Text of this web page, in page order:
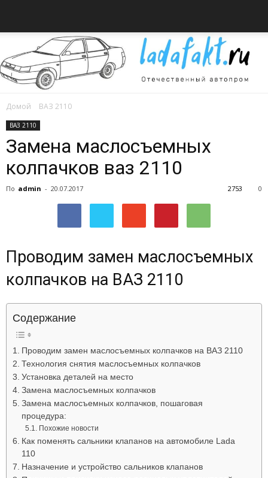
об
автомобилях
Лада
Домой ВАЗ 2110
ВАЗ 2110
Замена маслосъемных
колпачков ваз 2110
По admin - 20.07.2017 0
2753
Проводим замен маслосъемных
колпачков на ВАЗ 2110
Содержание
Проводим замен маслосъемных колпачков на ВАЗ 2110
Технология снятия маслосъемных колпачков
Установка деталей на место
Замена маслосъемных колпачков
Замена маслосъемных колпачков, пошаговая
процедура:
Похожие новости
Как поменять сальники клапанов на автомобиле Lada
110
Назначение и устройство сальников клапанов